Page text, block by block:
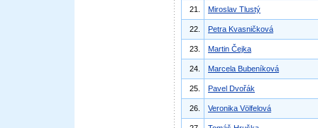
21. Miroslav Tlustý
22. Petra Kvasničková
23. Martin Čejka
24. Marcela Bubeníková
25. Pavel Dvořák
26. Veronika Völfelová